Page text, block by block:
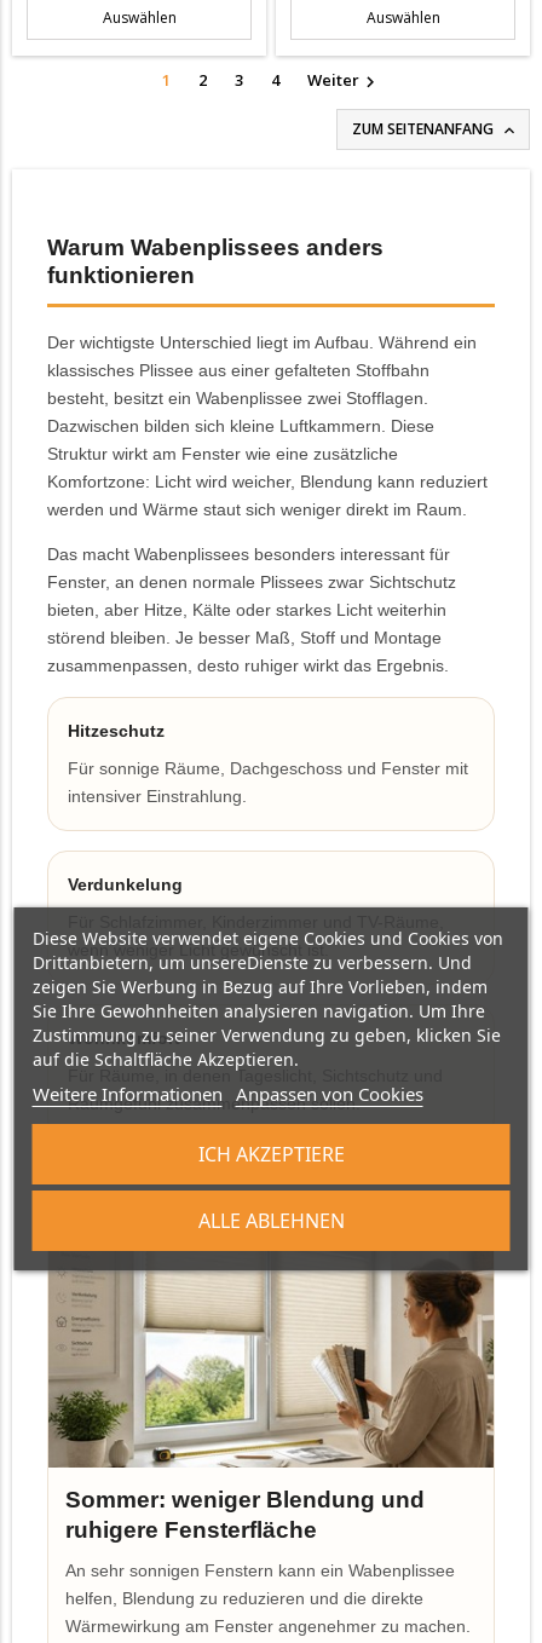
Auswählen Auswählen
1 2 3 4 Weiter
ZUM SEITENANFANG 
Warum Wabenplissees anders
funktionieren
Der wichtigste Unterschied liegt im Aufbau. Während ein
klassisches Plissee aus einer gefalteten Stoffbahn
besteht, besitzt ein Wabenplissee zwei Stofflagen.
Dazwischen bilden sich kleine Luftkammern. Diese
Struktur wirkt am Fenster wie eine zusätzliche
Komfortzone: Licht wird weicher, Blendung kann reduziert
werden und Wärme staut sich weniger direkt im Raum.
Das macht Wabenplissees besonders interessant für
Fenster, an denen normale Plissees zwar Sichtschutz
bieten, aber Hitze, Kälte oder starkes Licht weiterhin
störend bleiben. Je besser Maß, Stoff und Montage
zusammenpassen, desto ruhiger wirkt das Ergebnis.
Hitzeschutz
Für sonnige Räume, Dachgeschoss und Fenster mit
intensiver Einstrahlung.
Verdunkelung
wenn weniger Licht gewünscht ist.
Wohnkomfort
Für Räume, in denen Tageslicht, Sichtschutz und
Raumgefühl zusammenpassen sollen.
Sommer: weniger Blendung und
ruhigere Fensterfläche
An sehr sonnigen Fenstern kann ein Wabenplissee
helfen, Blendung zu reduzieren und die direkte
Wärmewirkung am Fenster angenehmer zu machen.
Diese Website verwendet eigene Cookies und Cookies von
Drittanbietern, um unsereDienste zu verbessern. Und
zeigen Sie Werbung in Bezug auf Ihre Vorlieben, indem
Sie Ihre Gewohnheiten analysieren navigation. Um Ihre
Zustimmung zu seiner Verwendung zu geben, klicken Sie
auf die Schaltfläche Akzeptieren.
Weitere Informationen Anpassen von Cookies
ALLE ABLEHNEN
ICH AKZEPTIERE